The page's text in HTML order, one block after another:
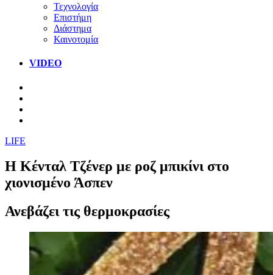
Τεχνολογία
Επιστήμη
Διάστημα
Καινοτομία
VIDEO
LIFE
Η Κένταλ Τζένερ με ροζ μπικίνι στο
χιονισμένο Άσπεν
Ανεβάζει τις θερμοκρασίες